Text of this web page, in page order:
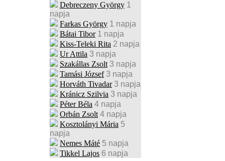
Debreczeny György 1
napja
Farkas György 1 napja
Bátai Tibor 1 napja
Kiss-Teleki Rita 2 napja
Ur Attila 3 napja
Szakállas Zsolt 3 napja
Tamási József 3 napja
Horváth Tivadar 3 napja
Kránicz Szilvia 3 napja
Péter Béla 4 napja
Orbán Zsolt 4 napja
Kosztolányi Mária 5
napja
Nemes Máté 5 napja
Tikkel Lajos 6 napja